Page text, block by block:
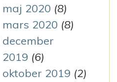
maj 2020 (8)
mars 2020 (8)
december
2019 (6)
oktober 2019 (2)